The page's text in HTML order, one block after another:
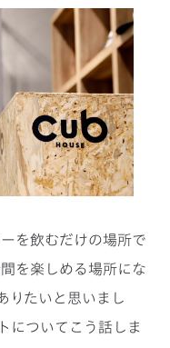
を飲むだけの場所で
を楽しめる場所にな
りたいと思いまし
についてこう話しま